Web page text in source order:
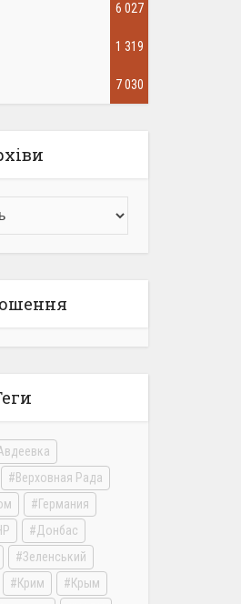
6 027
1 319
7 030
Верховная Рада
Германия
Донбас
Зеленський
Крим
Крым